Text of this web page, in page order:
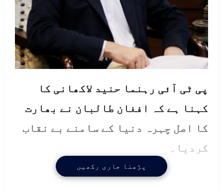
پی ٹی آئی رہنما حنید لاکھانی کا
کہنا ہے کہ افغان طالبان نے بھارت
کا اصل چہرہ دنیا کے سامنے بے نقاب
کردیا۔
ان خیالات کا اظہار انھوں نے افغان
پڑھنا جاری رکھیں